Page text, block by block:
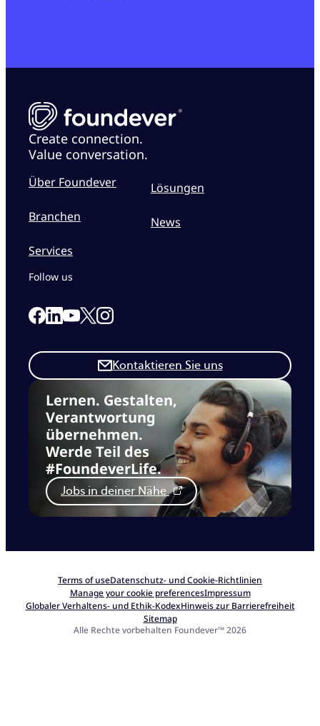
Create connection.
Value conversation.
Über Foundever
Branchen
Services
Lösungen
News
Lernen. Gestalten,
Verantwortung
übernehmen.
Werde Teil des
#FoundeverLife.
Jobs in deiner Nähe
Kontaktieren Sie uns
Follow us
Link to our Facebook page
Link to our Linkedin page
Link to our Youtube page
Link to our X page
Link to our Instagram page
Terms of useDatenschutz- und Cookie-Richtlinien
Manage your cookie preferencesImpressum
Globaler Verhaltens- und Ethik-KodexHinweis zur Barrierefreiheit
Sitemap
Alle Rechte vorbehalten Foundever™ 2026